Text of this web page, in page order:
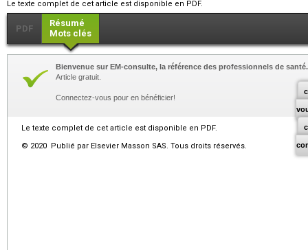
Le texte complet de cet article est disponible en PDF.
PDF
Résumé
Mots clés
Bienvenue sur EM-consulte, la référence des professionnels de santé.
Article gratuit.
Connectez-vous pour en bénéficier!
Le texte complet de cet article est disponible en PDF.
© 2020 Publié par Elsevier Masson SAS. Tous droits réservés.